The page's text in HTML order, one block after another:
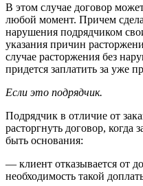
В этом случае договор
любой момент. Причем
нарушения подрядчиком
указания причин
случае расторжения без
придется заплатить за уже
Если это подрядчик.
Подрядчик в отличие от
расторгнуть договор, когда
быть основания:
— клиент отказывается от
необходимость такой